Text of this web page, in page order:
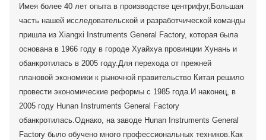
Имея более 40 лет опыта в производстве центрифуг,Большая
часть нашей исследовательской и разработчической команды
пришла из Xiangxi Instruments General Factory, которая была
основана в 1966 году в городе Хуайхуа провинции Хунань и
обанкротилась в 2005 году.Для перехода от прежней
плановой экономики к рыночной правительство Китая решило
провести экономические реформы с 1985 года.И наконец, в
2005 году Hunan Instruments General Factory
обанкротилась.Однако, на заводе Hunan Instruments General
Factory было обучено много профессиональных техников.Как